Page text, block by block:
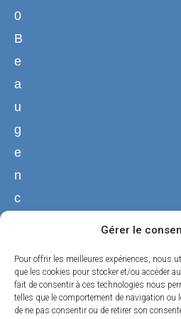
Gérer le
Pour offrir les meilleures expériences, nous
que les cookies pour stocker et/ou accéder
fait de consentir à ces technologies nous
telles que le comportement de navigation ou
de ne pas consentir ou de retirer son
0
B
e
a
u
g
e
n
c
02
38
44
50